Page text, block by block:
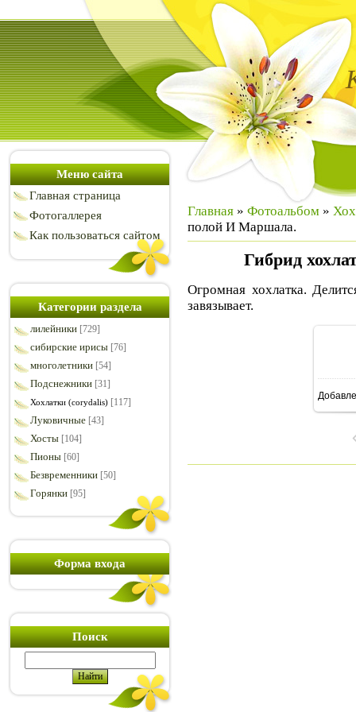
Меню сайта
Главная страница
Фотогаллерея
Как пользоваться сайтом
Категории раздела
лилейники [729]
сибирские ирисы [76]
многолетники [54]
Подснежники [31]
Хохлатки (corydalis) [117]
Луковичные [43]
Хосты [104]
Пионы [60]
Безвременники [50]
Горянки [95]
Форма входа
Поиск
Главная » Фотоальбом »
полой И Маршала.
Гибрид
Огромная хохлатка.
завязывает.